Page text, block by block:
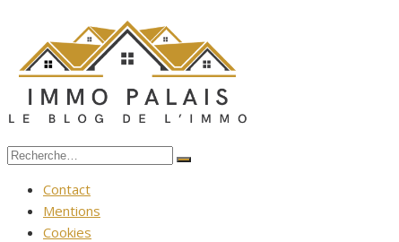
contenu
Recherche
Rechercher
Contact
Mentions
Cookies